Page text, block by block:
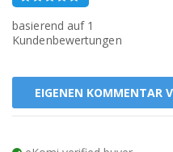
basierend auf 1
Kundenbewertungen
EIGENEN KOMMENTAR